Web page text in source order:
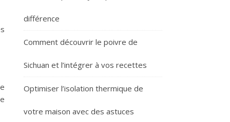
différence
Comment découvrir le poivre de
Sichuan et l’intégrer à vos recettes
Optimiser l’isolation thermique de
votre maison avec des astuces